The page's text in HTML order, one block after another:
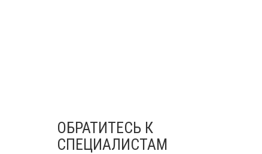
ОБРАТИТЕСЬ К
СПЕЦИАЛИСТАМ